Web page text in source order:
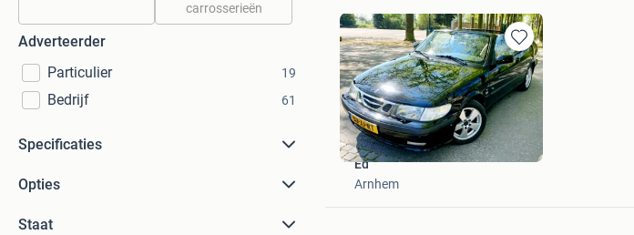
carrosserieën
Adverteerder
Particulier
19
Bedrijf 61
Specificaties
Opties
Staat
Bewaren
in
Mijn
Favorieten
Ed
Arnhem